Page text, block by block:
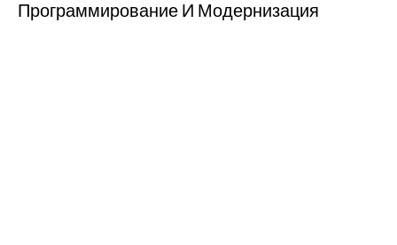
Программирование И Модернизация